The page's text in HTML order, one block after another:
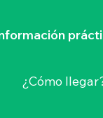
¿Cómo